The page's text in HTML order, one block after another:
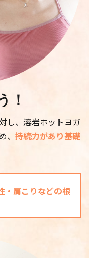
！
し、溶岩ホットヨガ
、 持続力があり基礎
・肩こりなどの根
08 18:00 -
るクラス。ツ
、全身のリン
・便秘の解消
す。
緩和、リンパ